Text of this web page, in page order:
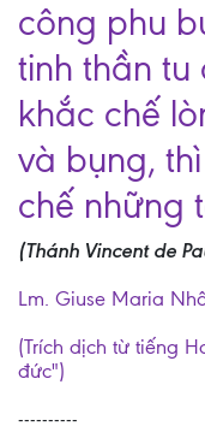
công phu
tinh thần tu
khắc chế
và bụng,
chế những
(Thánh Vincent de
Lm. Giuse Maria
(Trích dịch từ tiếng
đức")
----------